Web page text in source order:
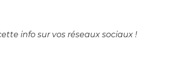
info sur vos réseaux sociaux !